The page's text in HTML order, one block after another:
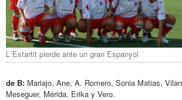
L´Estartit pierde ante un gran Espanyol
de B: Mariajo, Ane, A. Romero, Sonia Matias,
Meseguer, Mérida, Erika y Vero.